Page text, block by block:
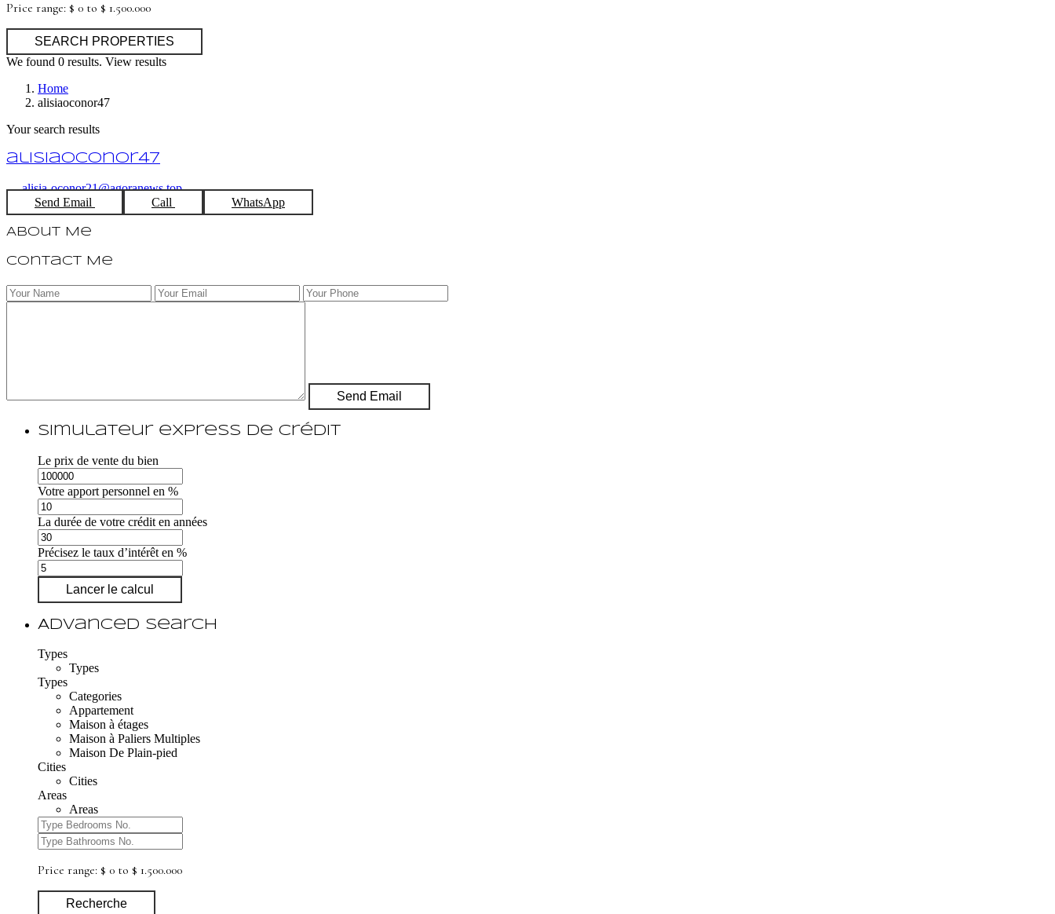
Price range: $ 0 to $ 1.500.000
We found 0 results. View results
Home
alisiaoconor47
Your search results
alisiaoconor47
alisia-oconor21@agoranews.top
Send Email
Call WhatsApp
About Me
Contact Me
Simulateur express de crédit
Le prix de vente du bien
Votre apport personnel en %
La durée de votre crédit en années
Précisez le taux d’intérêt en %
Lancer le calcul
Advanced Search
Types
Types
Types
Categories
Appartement
Maison à étages
Maison à Paliers Multiples
Maison De Plain-pied
Cities
Cities
Areas
Areas
Price range: $ 0 to $ 1.500.000
Recherche